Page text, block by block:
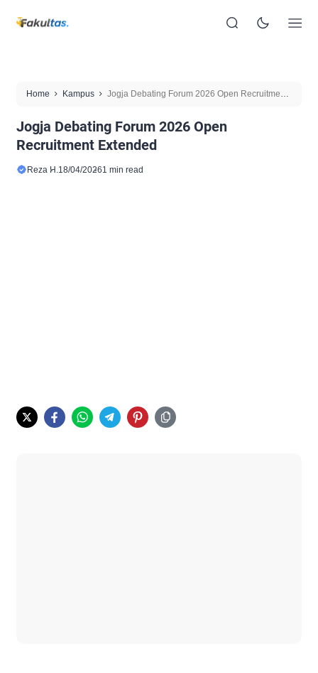
Home Kampus
Jogja Debating Forum 2026 Open Recruitment
Jogja Debating Forum 2026 Open
Recruitment Extended
Reza H.18/04/20261 min read